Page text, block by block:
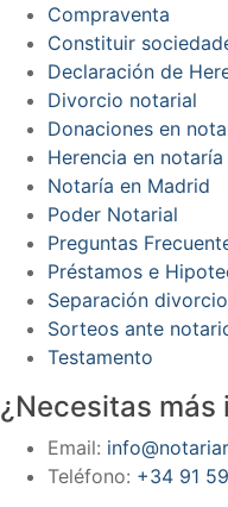
Compraventa
Constituir
Declaración de
Divorcio notarial
Donaciones en
Herencia en
Notaría en Madrid
Poder Notarial
Preguntas
Préstamos e
Separación divorcio
Sorteos ante
Testamento
¿Necesitas más
Email:
Teléfono: +34 91